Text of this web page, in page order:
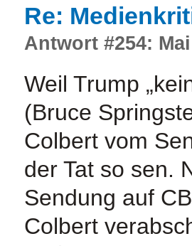
Re:
Antwort #254:
Weil Trump
(Bruce
Colbert vom
der Tat so sen.
Sendung auf
Colbert